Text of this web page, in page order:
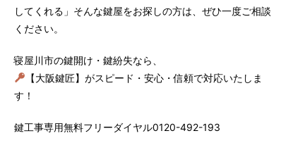
してくれる」そんな鍵屋をお探しの方は、ぜひ一度ご相談
ください。
寝屋川市の鍵開け・鍵紛失なら、
【大阪鍵匠】がスピード・安心・信頼で対応いたしま
す！
鍵工事専用無料フリーダイヤル0120-492-193